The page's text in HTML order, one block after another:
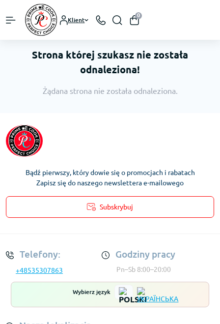
Klient
0
Strona której szukasz nie została
odnaleziona!
Żądana strona nie została odnaleziona.
Bądź pierwszy, który dowie się o promocjach i rabatach
Zapisz się do naszego newslettera e-mailowego
Subskrybuj
Telefony:
+48535307863
Godziny pracy
Pn–Sb 8:00–20:00
Wybierz język